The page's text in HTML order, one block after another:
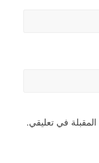
في تعليقي.